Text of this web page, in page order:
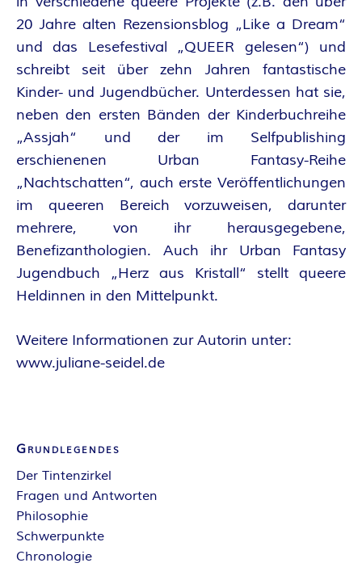
E
I
S
20 Jahre alten Rezensionsblog „Like a Dream“
und das Lesefestival „QUEER gelesen“) und
schreibt seit über zehn Jahren fantastische
Kinder- und Jugendbücher. Unterdessen hat sie,
neben den ersten Bänden der Kinderbuchreihe
„Assjah“ und der im Selfpublishing
erschienenen Urban Fantasy-Reihe
„Nachtschatten“, auch erste Veröffentlichungen
im queeren Bereich vorzuweisen, darunter
mehrere, von ihr herausgegebene,
Benefizanthologien. Auch ihr Urban Fantasy
Jugendbuch „Herz aus Kristall“ stellt queere
Heldinnen in den Mittelpunkt.
Weitere Informationen zur Autorin unter:
www.juliane-seidel.de
Grundlegendes
Der Tintenzirkel
Fragen und Antworten
Philosophie
Schwerpunkte
Chronologie